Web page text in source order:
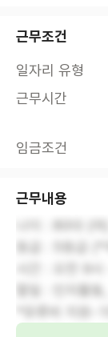
근무조건
일자리 유형
근무시간
임금조건
근무내용